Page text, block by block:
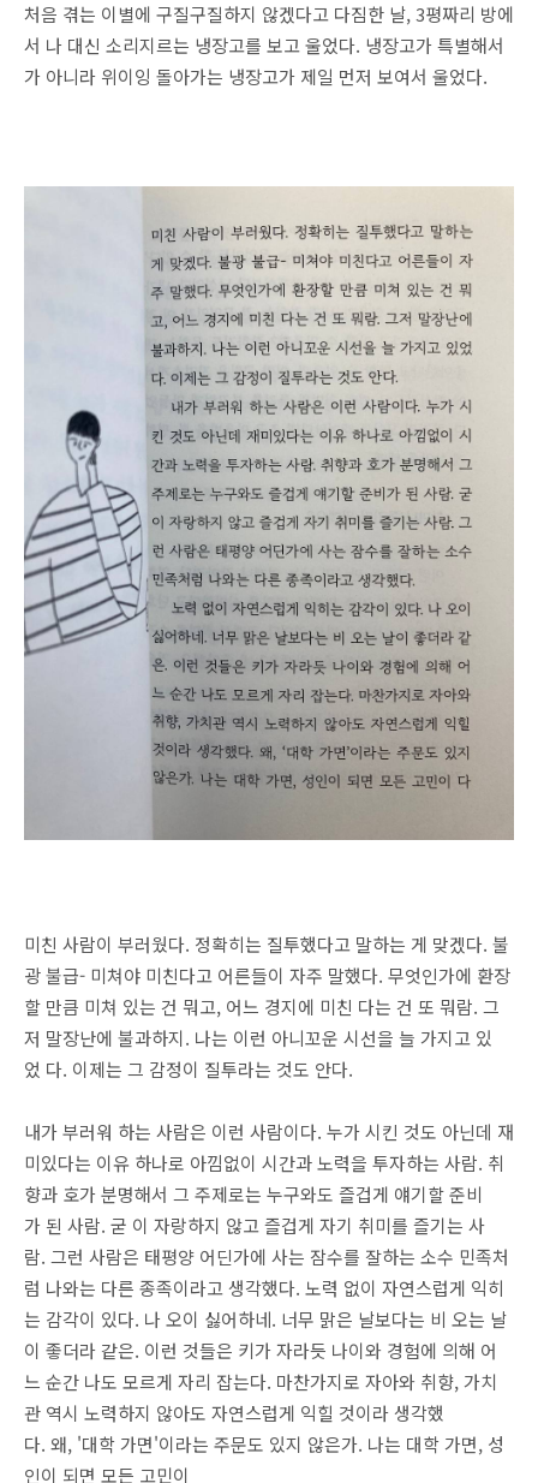
처음 겪는 이별에 구질구질하지 않겠다고 다짐한 날, 3평짜리 방에
서 나 대신 소리지르는 냉장고를 보고 울었다. 냉장고가 특별해서
가 아니라 위이잉 돌아가는 냉장고가 제일 먼저 보여서 울었다.
미친 사람이 부러웠다. 정확히는 질투했다고 말하는 게 맞겠다. 불
광 불급- 미쳐야 미친다고 어른들이 자주 말했다. 무엇인가에 환장
할 만큼 미쳐 있는 건 뭐고, 어느 경지에 미친 다는 건 또 뭐람. 그
저 말장난에 불과하지. 나는 이런 아니꼬운 시선을 늘 가지고 있
었 다. 이제는 그 감정이 질투라는 것도 안다.
내가 부러워 하는 사람은 이런 사람이다. 누가 시킨 것도 아닌데 재
미있다는 이유 하나로 아낌없이 시간과 노력을 투자하는 사람. 취
향과 호가 분명해서 그 주제로는 누구와도 즐겁게 얘기할 준비
가 된 사람. 굳 이 자랑하지 않고 즐겁게 자기 취미를 즐기는 사
람. 그런 사람은 태평양 어딘가에 사는 잠수를 잘하는 소수 민족처
럼 나와는 다른 종족이라고 생각했다. 노력 없이 자연스럽게 익히
는 감각이 있다. 나 오이 싫어하네. 너무 맑은 날보다는 비 오는 날
이 좋더라 같은. 이런 것들은 키가 자라듯 나이와 경험에 의해 어
느 순간 나도 모르게 자리 잡는다. 마찬가지로 자아와 취향, 가치
관 역시 노력하지 않아도 자연스럽게 익힐 것이라 생각했
다. 왜, '대학 가면'이라는 주문도 있지 않은가. 나는 대학 가면, 성
인이 되면 모든 고민이